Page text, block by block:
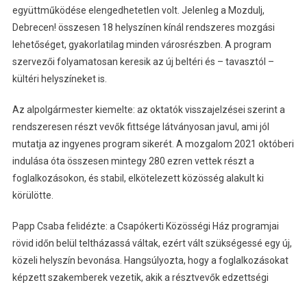
együttműködése elengedhetetlen volt. Jelenleg a Mozdulj,
Debrecen! összesen 18 helyszínen kínál rendszeres mozgási
lehetőséget, gyakorlatilag minden városrészben. A program
szervezői folyamatosan keresik az új beltéri és – tavasztól –
kültéri helyszíneket is.
Az alpolgármester kiemelte: az oktatók visszajelzései szerint a
rendszeresen részt vevők fittsége látványosan javul, ami jól
mutatja az ingyenes program sikerét. A mozgalom 2021 októberi
indulása óta összesen mintegy 280 ezren vettek részt a
foglalkozásokon, és stabil, elkötelezett közösség alakult ki
körülötte.
Papp Csaba felidézte: a Csapókerti Közösségi Ház programjai
rövid időn belül teltházassá váltak, ezért vált szükségessé egy új,
közeli helyszín bevonása. Hangsúlyozta, hogy a foglalkozásokat
képzett szakemberek vezetik, akik a résztvevők edzettségi